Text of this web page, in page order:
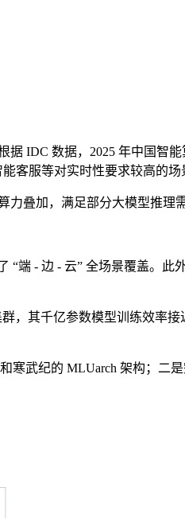
IDC 数据，2025 年中国智
客服等对实时性要求较高的场
叠加，满足部分大模型推理需
“端 - 边 - 云” 全场景覆盖。
，其千亿参数模型训练效率
武纪的 MLUarch 架构；二